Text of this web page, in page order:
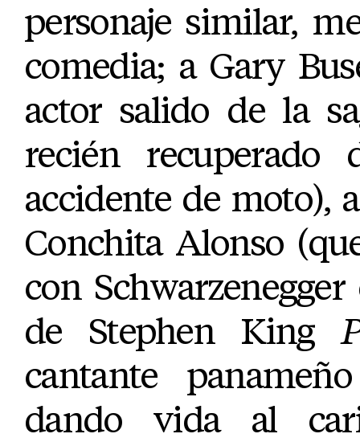
personaje similar,
comedia; a Gary
actor salido de la
recién
accidente de moto),
Conchita Alonso
con
de Stephen King
cantante
dando vida al